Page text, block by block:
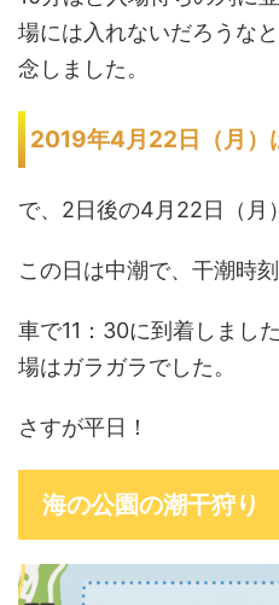
場には入れないだろうな
念しました。
2019年4月22日（月）
で、2日後の4月22日（月
この日は中潮で、干潮時刻
車で11：30に到着しまし
場はガラガラでした。
さすが平日！
海の公園の潮干狩り